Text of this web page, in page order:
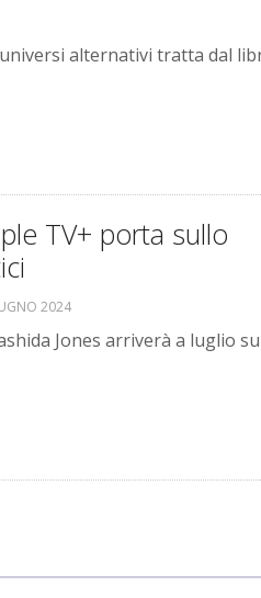
alternativi tratta dal
TV+ porta sullo
2024
Jones arriverà a luglio